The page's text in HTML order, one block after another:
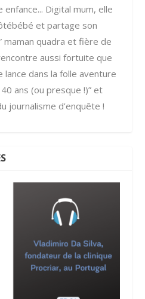
Digital mum, elle
et partage son
maman quadra et fière de
aussi fortuite que
lance dans la folle aventure
ans (ou presque !)” et
journalisme d’enquête !